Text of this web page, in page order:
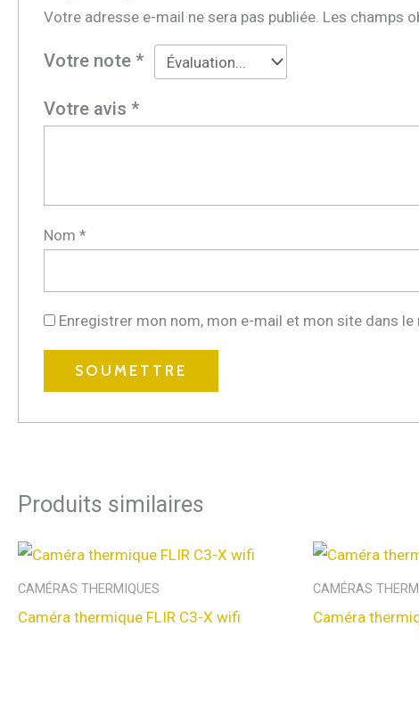
Votre adresse e-mail ne sera pas publiée. Les champs
Votre note*
Votre avis*
Nom*
Enregistrer mon nom, mon e-mail et mon site dans
Produits similaires
CAMÉRAS THERMIQUES
Caméra thermique FLIR C3-X wifi
CAMÉRAS
Caméra